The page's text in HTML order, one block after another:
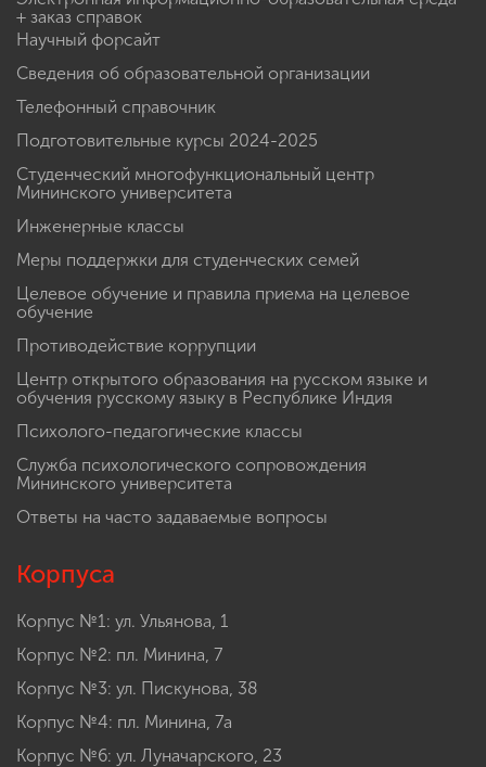
+ заказ справок
Научный форсайт
Сведения об образовательной организации
Телефонный справочник
Подготовительные курсы 2024-2025
Студенческий многофункциональный центр
Мининского университета
Инженерные классы
Меры поддержки для студенческих семей
Целевое обучение и правила приема на целевое
обучение
Противодействие коррупции
Центр открытого образования на русском языке и
обучения русскому языку в Республике Индия
Психолого-педагогические классы
Служба психологического сопровождения
Мининского университета
Ответы на часто задаваемые вопросы
Корпуса
Корпус №1: ул. Ульянова, 1
Корпус №2: пл. Минина, 7
Корпус №3: ул. Пискунова, 38
Корпус №4: пл. Минина, 7а
Корпус №6: ул. Луначарского, 23